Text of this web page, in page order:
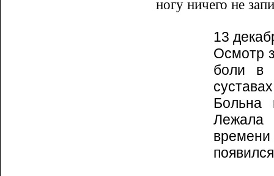
ногу ни­че­го не
13
Осмотр
боли в
Больна
Лежала
време­ни